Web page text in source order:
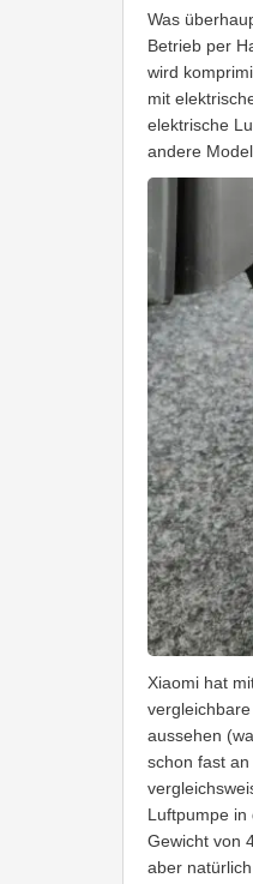
Was
Betrieb per
wird
mit
elektrische
andere
Xiaomi hat
aussehen
schon fast
Luftpumpe in
Gewicht von
aber